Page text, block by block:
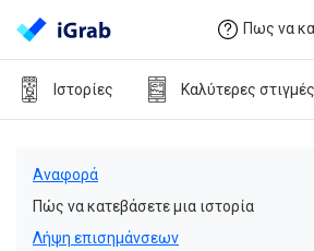
Πως να
Ιστορίες Καλύτερες στιγμές
Αναφορά
Πώς να κατεβάσετε μια ιστορία
Λήψη επισημάνσεων